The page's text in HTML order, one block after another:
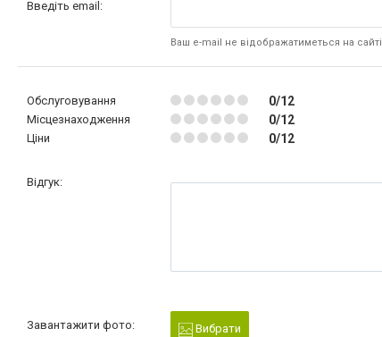
Введіть email:
Ваш e-mail не відображатиметься на сайті
Обслуговування 0/12
Місцезнаходження 0/12
Ціни 0/12
Відгук:
Завантажити фото: Вибрати